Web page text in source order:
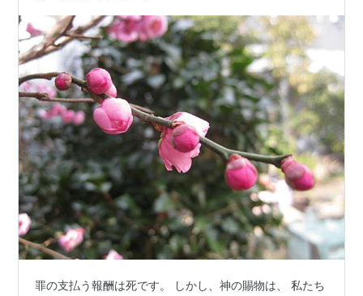
罪の支払う報酬は死です。 しかし、神の賜物は、 私たち